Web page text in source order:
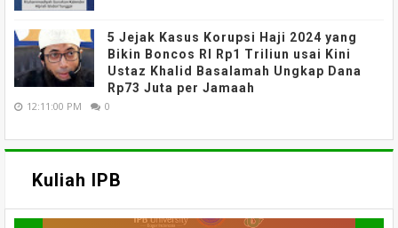
5 Jejak Kasus Korupsi Haji 2024 yang
Bikin Boncos RI Rp1 Triliun usai Kini
Ustaz Khalid Basalamah Ungkap Dana
Rp73 Juta per Jamaah
12:11:00 PM 0
Kuliah IPB